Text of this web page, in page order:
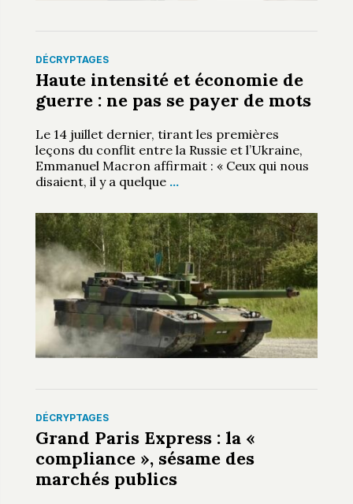
DÉCRYPTAGES
Haute intensité et économie de
guerre : ne pas se payer de mots
Le 14 juillet dernier, tirant les premières
leçons du conflit entre la Russie et l’Ukraine,
Emmanuel Macron affirmait : « Ceux qui nous
disaient, il y a quelque …
DÉCRYPTAGES
Grand Paris Express : la «
compliance », sésame des
marchés publics